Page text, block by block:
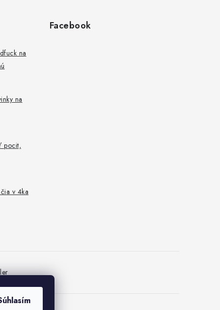
na
na
pocit,
v 4ka
Facebook